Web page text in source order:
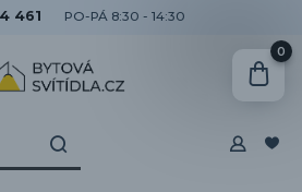
461 PO-PÁ 8:30 - 14:30
0